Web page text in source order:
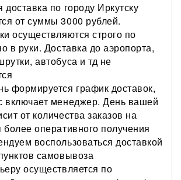
доставка по городу Иркутску
от суммы 3000 рублей.
осуществляются строго по
в руки. Доставка до аэропорта,
автобуса и тд не
формируется график доставок,
включает менеджер. День вашей
от количества заказов на
более оперативного получения
воспользоваться доставкой
самовывоза
осуществляется по